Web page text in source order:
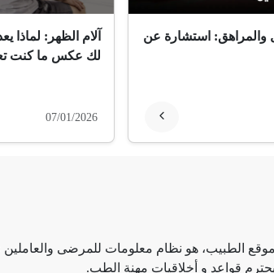
استشارة عن
آلام الظهر: لماذا
لك عكس ما كنت
07/01/2026
موقع الطبيب، هو نظام معلومات للمرضى
يحترم قواعد و أخلاقيات مهنة الطب.